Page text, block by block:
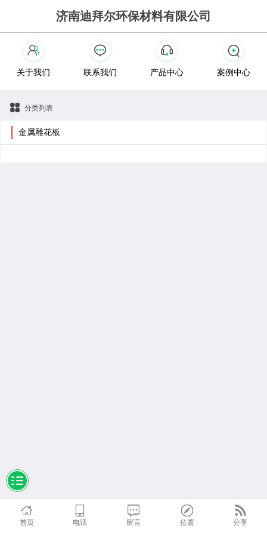
济南迪拜尔环保材料有限公司
关于我们 联系我们 产品中心 案例中心
分类列表
金属雕花板
首页 电话 留言 位置 分享